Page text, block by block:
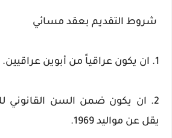
شروط التقديم بعقد مسائي
1. ان يكون عراقياً من أبوين عراقيين.
2. ان يكون ضمن السن القانوني
يقل عن مواليد 1969.